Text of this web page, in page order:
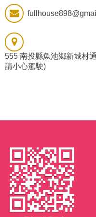
555 南投縣魚池鄉新城村
請小心駕駛)